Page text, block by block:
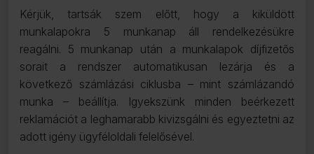
Kérjük, tartsák szem előtt, hogy a kiküldött
munkalapokra 5 munkanap áll rendelkezésükre
reagálni. 5 munkanap után a munkalapok díjfizetős
sorait a rendszer automatikusan lezárja és a
következő számlázási ciklusba – mint számlázandó
munka – beállítja. Igyekszünk minden beérkezett
reklamációt a leghamarabb kivizsgálni és egyeztetni az
adott igény ügyféloldali felelősével.